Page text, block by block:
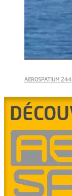
AEROSPATIUM 244